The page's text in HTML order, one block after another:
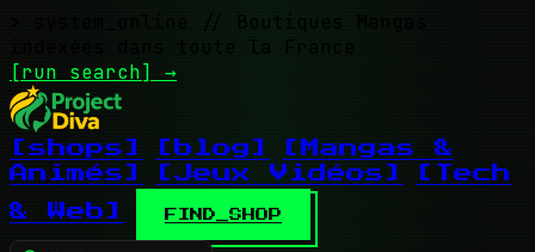
// Boutiques Mangas
indexées dans toute la France
[run search] →
[shops] [blog]
[Mangas &
Animés]
[Jeux Vidéos]
[Tech
& Web]
FIND_SHOP